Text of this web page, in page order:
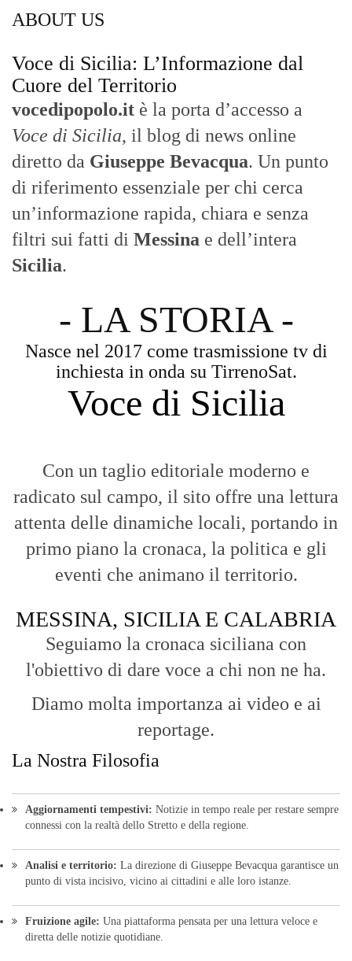
ABOUT US
Voce di Sicilia: L’Informazione dal
Cuore del Territorio
vocedipopolo.it è la porta d’accesso a
Voce di Sicilia, il blog di news online
diretto da Giuseppe Bevacqua. Un punto
di riferimento essenziale per chi cerca
un’informazione rapida, chiara e senza
filtri sui fatti di Messina e dell’intera
Sicilia.
- LA STORIA -
Nasce nel 2017 come trasmissione tv di
inchiesta in onda su TirrenoSat.
Voce di Sicilia
Con un taglio editoriale moderno e
radicato sul campo, il sito offre una lettura
attenta delle dinamiche locali, portando in
primo piano la cronaca, la politica e gli
eventi che animano il territorio.
MESSINA, SICILIA E CALABRIA
Seguiamo la cronaca siciliana con
l'obiettivo di dare voce a chi non ne ha.
Diamo molta importanza ai video e ai
reportage.
La Nostra Filosofia
Aggiornamenti tempestivi: Notizie in tempo reale per restare sempre
connessi con la realtà dello Stretto e della regione.
Analisi e territorio: La direzione di Giuseppe Bevacqua garantisce un
punto di vista incisivo, vicino ai cittadini e alle loro istanze.
Fruizione agile: Una piattaforma pensata per una lettura veloce e
diretta delle notizie quotidiane.